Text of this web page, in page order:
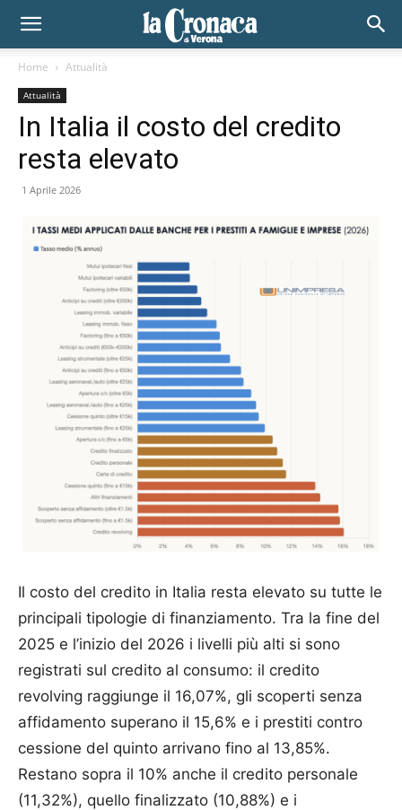
Home Attualità
Attualità
In Italia il costo del credito
resta elevato
1 Aprile 2026
Il costo del credito in Italia resta elevato su tutte le
principali tipologie di finanziamento. Tra la fine del
2025 e l’inizio del 2026 i livelli più alti si sono
registrati sul credito al consumo: il credito
revolving raggiunge il 16,07%, gli scoperti senza
affidamento superano il 15,6% e i prestiti contro
cessione del quinto arrivano fino al 13,85%.
Restano sopra il 10% anche il credito personale
(11,32%), quello finalizzato (10,88%) e i